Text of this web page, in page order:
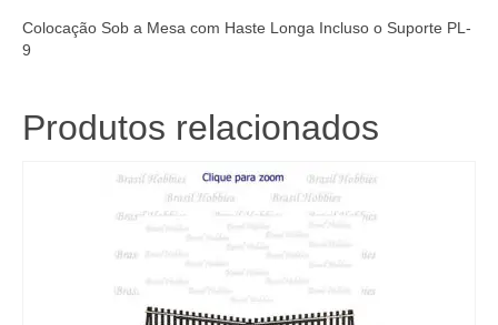
9
-
quantidade
Colocação Sob a Mesa com Haste Longa Incluso o Suporte PL-
9
Produtos relacionados